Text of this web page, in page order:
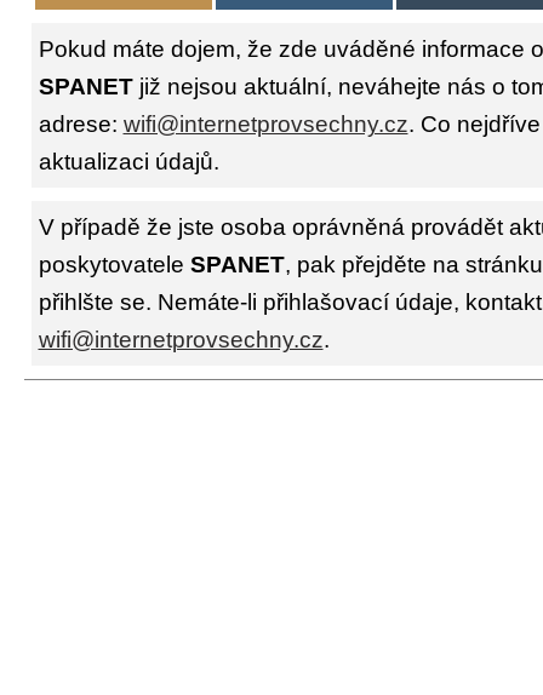
Pokud máte dojem, že zde uváděné informace
SPANETjiž nejsou aktuální, neváhejte nás o
adrese: wifi@internetprovsechny.cz. Co
aktualizaci údajů.
V případě že jste osoba oprávněná provádět
poskytovatele SPANET, pak přejděte na
přihlšte se. Nemáte-li přihlašovací údaje,
wifi@internetprovsechny.cz.